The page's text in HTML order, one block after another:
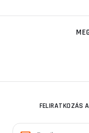
FELIRATKOZÁS